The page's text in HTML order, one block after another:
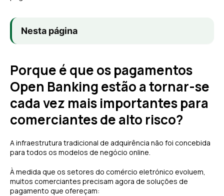
Nesta página
Porque é que os pagamentos
Open Banking estão a tornar-se
cada vez mais importantes para
comerciantes de alto risco?
A infraestrutura tradicional de adquirência não foi concebida
para todos os modelos de negócio online.
À medida que os setores do comércio eletrónico evoluem,
muitos comerciantes precisam agora de soluções de
pagamento que ofereçam: